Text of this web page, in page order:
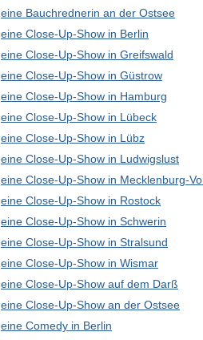
eine Bauchrednerin an der Ostsee
eine Close-Up-Show in Berlin
eine Close-Up-Show in Greifswald
eine Close-Up-Show in Güstrow
eine Close-Up-Show in Hamburg
eine Close-Up-Show in Lübeck
eine Close-Up-Show in Lübz
eine Close-Up-Show in Ludwigslust
eine Close-Up-Show in Mecklenburg-
eine Close-Up-Show in Rostock
eine Close-Up-Show in Schwerin
eine Close-Up-Show in Stralsund
eine Close-Up-Show in Wismar
eine Close-Up-Show auf dem Darß
eine Close-Up-Show an der Ostsee
eine Comedy in Berlin